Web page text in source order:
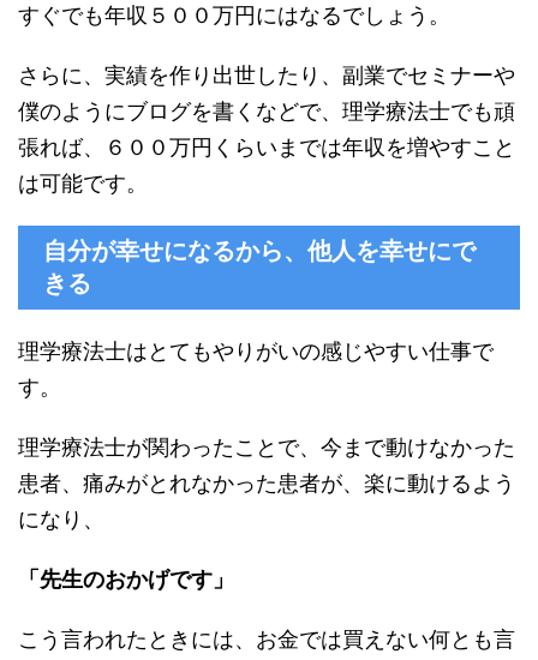
すぐでも年収５００万円にはなるでしょう。
さらに、実績を作り出世したり、副業でセミナーや
僕のようにブログを書くなどで、理学療法士でも頑
張れば、６００万円くらいまでは年収を増やすこと
は可能です。
自分が幸せになるから、他人を幸せにで
きる
理学療法士はとてもやりがいの感じやすい仕事で
す。
理学療法士が関わったことで、今まで動けなかった
患者、痛みがとれなかった患者が、楽に動けるよう
になり、
「先生のおかげです」
こう言われたときには、お金では買えない何とも言